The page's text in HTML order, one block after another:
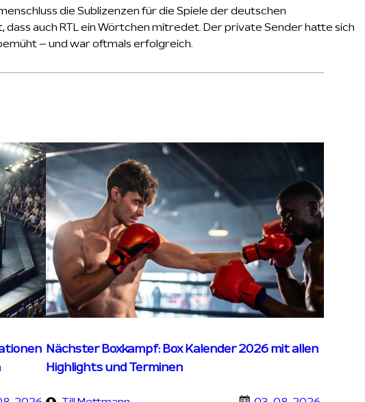
die Sublizenzen für die Spiele der deutschen
auch RTL ein Wörtchen mitredet. Der private Sender hatte sich
– und war oftmals erfolgreich.
Nächster Boxkampf: Box Kalender 2026 mit allen
Highlights und Terminen